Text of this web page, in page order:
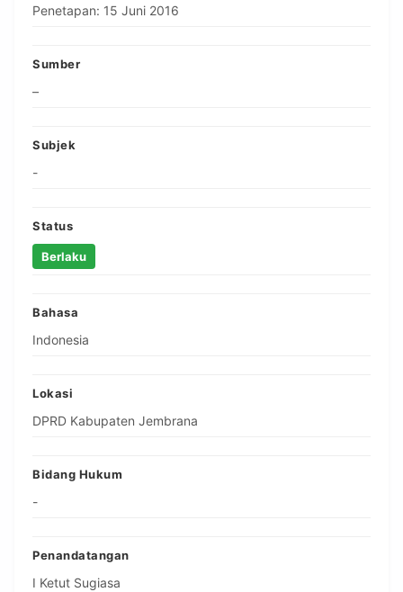
Penetapan: 15 Juni 2016
Sumber
–
Subjek
-
Status
Berlaku
Bahasa
Indonesia
Lokasi
DPRD Kabupaten Jembrana
Bidang Hukum
-
Penandatangan
I Ketut Sugiasa